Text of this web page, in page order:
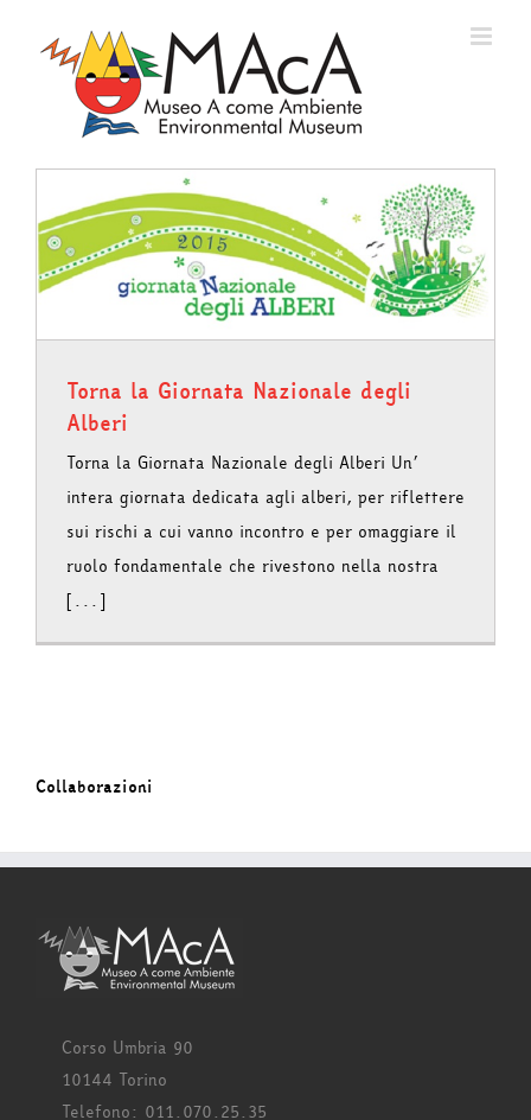
contenuto
Torna la Giornata Nazionale degli
Alberi
Torna la Giornata Nazionale degli Alberi Un’
intera giornata dedicata agli alberi, per riflettere
sui rischi a cui vanno incontro e per omaggiare il
ruolo fondamentale che rivestono nella nostra
[...]
Collaborazioni
Corso Umbria 90
10144 Torino
Telefono: 011.070.25.35